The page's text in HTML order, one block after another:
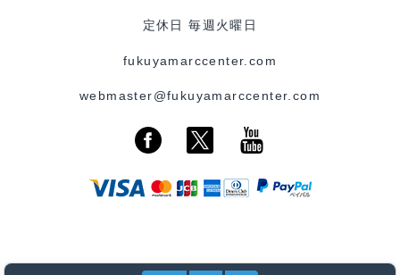
定休日 毎週火曜日
fukuyamarccenter.com
webmaster@fukuyamarccenter.com